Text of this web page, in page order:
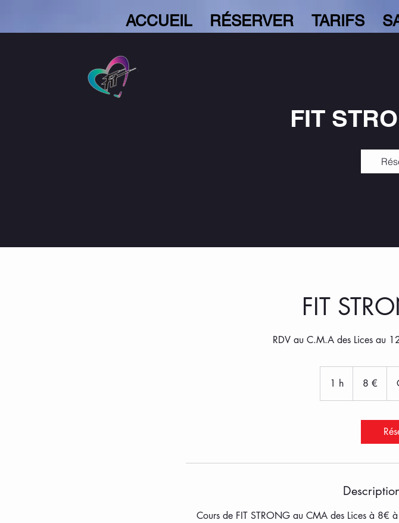
ACCUEIL RÉSERVER TARIFS
FIT
FIT
RDV au C.M.A des Lices au
1 h 8 €
Cours de FIT STRONG au CMA des Lices à 8€